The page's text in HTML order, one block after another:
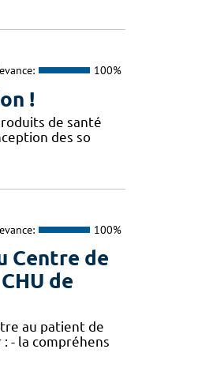
100%
!
de santé
des so
100%
Centre de
de
au patient de
- la compréhens